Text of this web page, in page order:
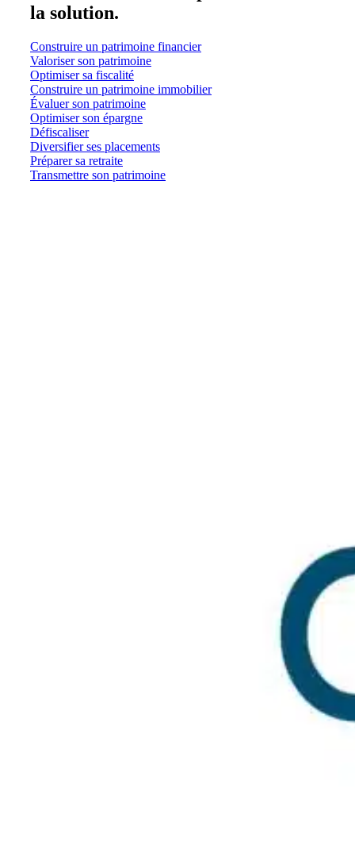
la solution.
Construire un patrimoine financier
Valoriser son patrimoine
Optimiser sa fiscalité
Construire un patrimoine immobilier
Évaluer son patrimoine
Optimiser son épargne
Défiscaliser
Diversifier ses placements
Préparer sa retraite
Transmettre son patrimoine